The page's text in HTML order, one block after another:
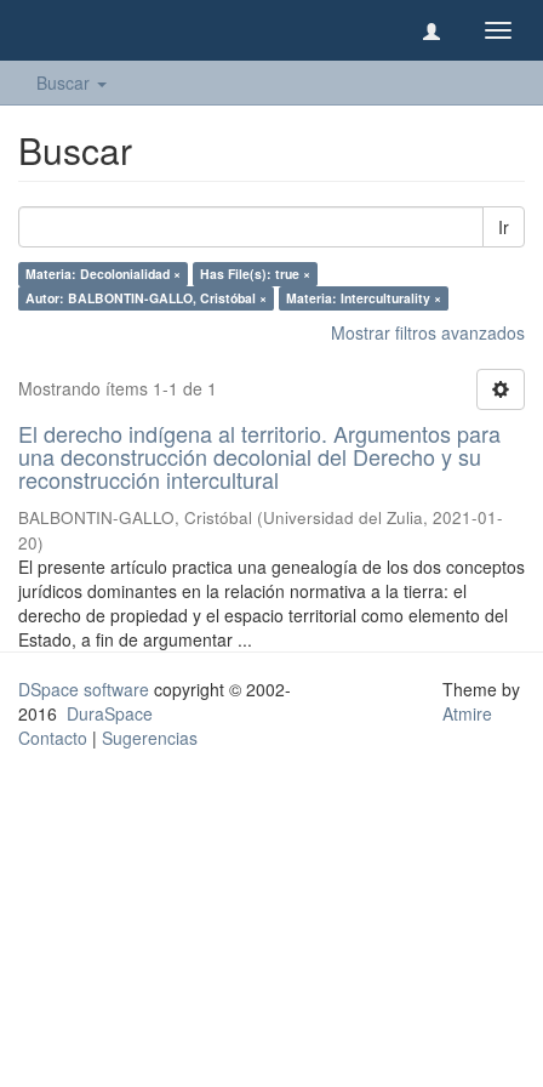
Buscar
Buscar
Ir
Materia: Decolonialidad ×
Has File(s): true ×
Autor: BALBONTIN-GALLO, Cristóbal ×
Materia: Interculturality ×
Mostrar filtros avanzados
Mostrando ítems 1-1 de 1
El derecho indígena al territorio. Argumentos para
una deconstrucción decolonial del Derecho y su
reconstrucción intercultural
BALBONTIN-GALLO, Cristóbal (Universidad del Zulia, 2021-01-
20)
El presente artículo practica una genealogía de los dos conceptos
jurídicos dominantes en la relación normativa a la tierra: el
derecho de propiedad y el espacio territorial como elemento del
Estado, a fin de argumentar ...
DSpace software copyright © 2002-
2016 DuraSpace
Contacto | Sugerencias
Theme by
Atmire